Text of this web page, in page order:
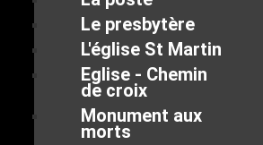
Le presbytère
L'église St Martin
Eglise - Chemin
de croix
Monument aux
morts